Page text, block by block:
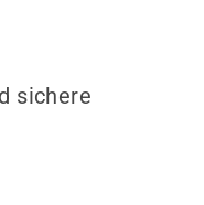
sichere